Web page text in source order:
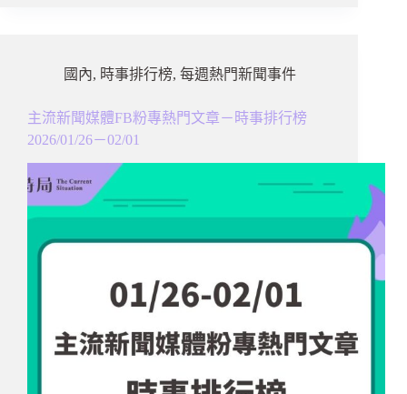
國內, 時事排行榜, 每週熱門新聞事件
主流新聞媒體FB粉專熱門文章－時事排行榜
2026/01/26－02/01